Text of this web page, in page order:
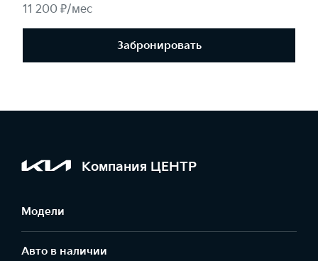
11 200 ₽/мес
Забронировать
Компания ЦЕНТР
Модели
Авто в наличии